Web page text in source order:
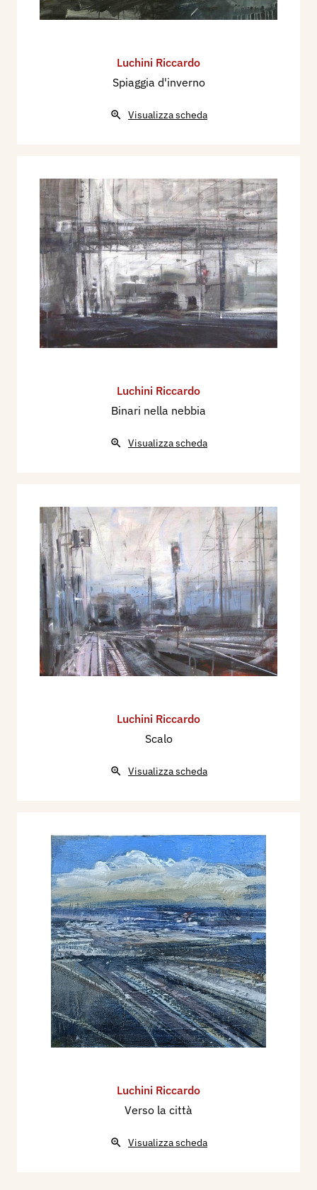
Luchini Riccardo
Spiaggia d'inverno
Visualizza scheda
Luchini Riccardo
Binari nella nebbia
Visualizza scheda
Luchini Riccardo
Scalo
Visualizza scheda
Luchini Riccardo
Verso la città
Visualizza scheda